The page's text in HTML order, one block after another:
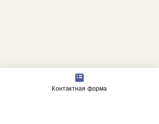
А дурка пока продолжится, в
Контактная форма